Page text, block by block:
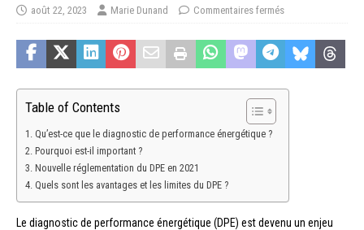
août 22, 2023 Marie Dunand Commentaires fermés
Table of Contents
Qu’est-ce que le diagnostic de performance énergétique ?
Pourquoi est-il important ?
Nouvelle réglementation du DPE en 2021
Quels sont les avantages et les limites du DPE ?
Le diagnostic de performance énergétique (DPE) est devenu un enjeu